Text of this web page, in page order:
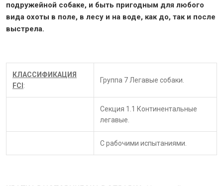
подружейной собаке, и быть пригодным для любого
вида охоты в поле, в лесу и на воде, как до, так и после
выстрела.
КЛАССИФИКАЦИЯ
FCI :
Группа 7 Легавые собаки.
Секция 1.1 Континентальные
легавые.
С рабочими испытаниями.